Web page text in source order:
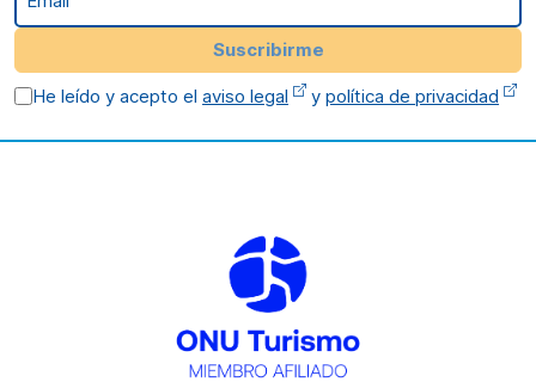
Suscribirme
He leído y acepto elaviso legal ypolítica de privacidad